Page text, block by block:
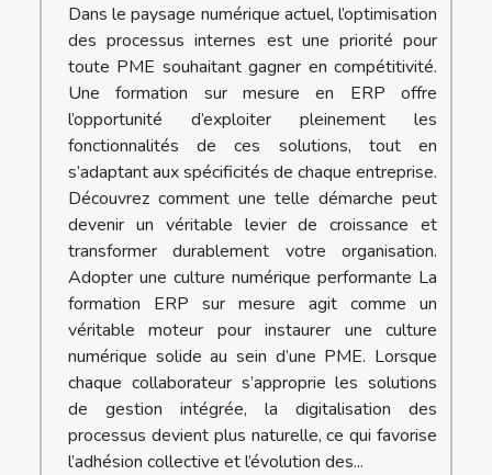
Dans le paysage numérique actuel, l’optimisation
des processus internes est une priorité pour
toute PME souhaitant gagner en compétitivité.
Une formation sur mesure en ERP offre
l’opportunité d’exploiter pleinement les
fonctionnalités de ces solutions, tout en
s’adaptant aux spécificités de chaque entreprise.
Découvrez comment une telle démarche peut
devenir un véritable levier de croissance et
transformer durablement votre organisation.
Adopter une culture numérique performante La
formation ERP sur mesure agit comme un
véritable moteur pour instaurer une culture
numérique solide au sein d’une PME. Lorsque
chaque collaborateur s’approprie les solutions
de gestion intégrée, la digitalisation des
processus devient plus naturelle, ce qui favorise
l’adhésion collective et l’évolution des...